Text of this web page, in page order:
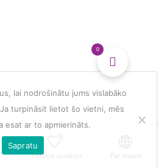
Vēlmju saraksts Par mums
0
lai nodrošinātu jums vislabāko
turpināsit lietot šo vietni, mēs
esat ar to apmierināts.
Sapratu